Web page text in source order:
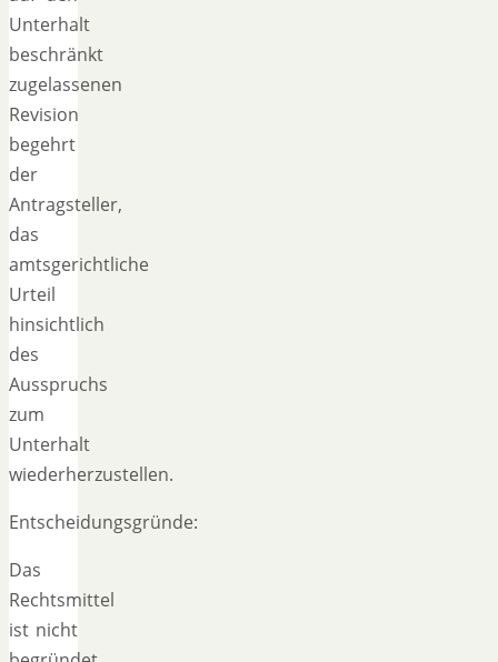
Unterhalt
beschränkt
zugelassenen
Revision
begehrt
der
Antragsteller,
das
amtsgerichtliche
Urteil
hinsichtlich
des
Ausspruchs
zum
Unterhalt
wiederherzustellen.
Entscheidungsgründe:
Das
Rechtsmittel
ist nicht